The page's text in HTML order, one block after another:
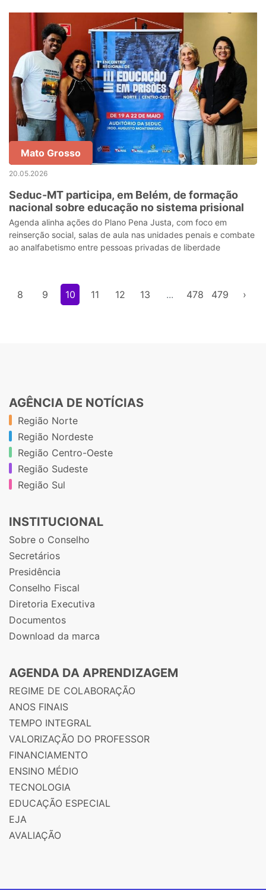
Mato Grosso
20.05.2026
Seduc-MT participa, em Belém, de formação
nacional sobre educação no sistema prisional
Agenda alinha ações do Plano Pena Justa, com foco em
reinserção social, salas de aula nas unidades penais e combate
ao analfabetismo entre pessoas privadas de liberdade
8 9 10 11 12 13 ... 478 479 ›
AGÊNCIA DE NOTÍCIAS
Região Norte
Região Nordeste
Região Centro-Oeste
Região Sudeste
Região Sul
INSTITUCIONAL
Sobre o Conselho
Secretários
Presidência
Conselho Fiscal
Diretoria Executiva
Documentos
Download da marca
AGENDA DA APRENDIZAGEM
REGIME DE COLABORAÇÃO
ANOS FINAIS
TEMPO INTEGRAL
VALORIZAÇÃO DO PROFESSOR
FINANCIAMENTO
ENSINO MÉDIO
TECNOLOGIA
EDUCAÇÃO ESPECIAL
EJA
AVALIAÇÃO